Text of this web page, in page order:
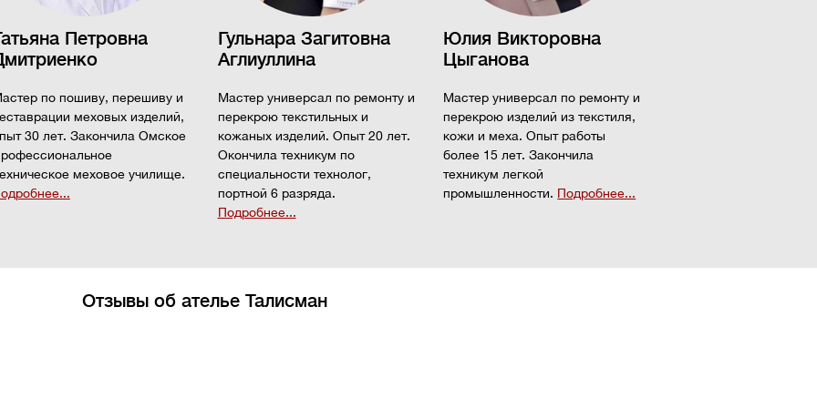
Петровна
по пошиву, перешиву и
меховых изделий,
30 лет. Закончила Омское
меховое училище.
Гульнара Загитовна
Аглиуллина
Мастер универсал по ремонту и
перекрою текстильных и
кожаных изделий. Опыт 20 лет.
Окончила техникум по
специальности технолог,
портной 6 разряда.
Подробнее...
Юлия Викторовна
Цыганова
Мастер универсал по ремонту и
перекрою изделий из текстиля,
кожи и меха. Опыт работы
более 15 лет. Закончила
техникум легкой
промышленности. Подробнее...
Отзывы об ателье Талисман